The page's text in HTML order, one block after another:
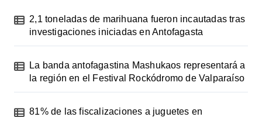
2,1 toneladas de marihuana fueron incautadas tras
investigaciones iniciadas en Antofagasta
La banda antofagastina Mashukaos representará a
la región en el Festival Rockódromo de Valparaíso
81% de las fiscalizaciones a juguetes en